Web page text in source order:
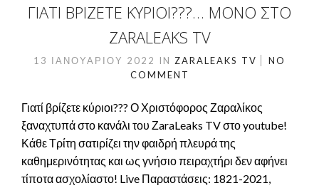
ΓΙΑΤΊ ΒΡΊΖΕΤΕ ΚΎΡΙΟΙ???… ΜΌΝΟ ΣΤΟ
ZARALEAKS TV
13 ΙΑΝΟΥΑΡΊΟΥ 2022 IN ZARALEAKS TV
NO
COMMENT
Γιατί βρίζετε κύριοι??? Ο Χριστόφορος Ζαραλίκος
ξαναχτυπά στο κανάλι του ΖaraLeaks TV στο youtube!
Κάθε Τρίτη σατιρίζει την φαιδρή πλευρά της
καθημερινότητας και ως γνήσιο πειραχτήρι δεν αφήνει
τίποτα ασχολίαστο! Live Παραστάσεις: 1821-2021,